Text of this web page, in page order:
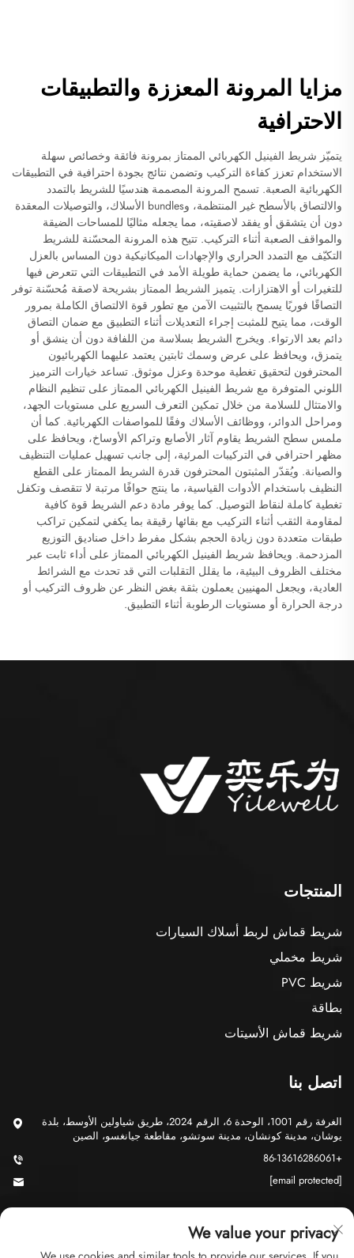
مزايا المرونة المعززة والتطبيقات
الاحترافية
يتميّز شريط الفينيل الكهربائي الممتاز بمرونة فائقة وخصائص سهلة
الاستخدام تعزز كفاءة التركيب وتضمن نتائج بجودة احترافية في التطبيقات
الكهربائية الصعبة. تسمح المرونة المصممة هندسيًا للشريط بالتمدد
والالتصاق بالأسطح غير المنتظمة، وbundles الأسلاك، والتوصيلات المعقدة
دون أن يتشقق أو يفقد لاصقيته، مما يجعله مثاليًا للمساحات الضيقة
والمواقف الصعبة أثناء التركيب. تتيح هذه المرونة المحسّنة للشريط
التكيّف مع التمدد الحراري والإجهادات الميكانيكية دون المساس بالعزل
الكهربائي، ما يضمن حماية طويلة الأمد في التطبيقات التي تتعرض فيها
للتغيرات أو الاهتزازات. يتميز الشريط الممتاز بشريحة لاصقة مُحسّنة توفر
التصاقًا فوريًا يسمح بالتثبيت الآمن مع تطور قوة الالتصاق الكاملة بمرور
الوقت، مما يتيح للمثبت إجراء التعديلات أثناء التطبيق مع ضمان التصاق
دائم بعد الارتواء. ويخرج الشريط بسلاسة من اللفافة دون أن ينشق أو
يتمزق، ويحافظ على عرض وسمك ثابتين يعتمد عليهما الكهربائيون
المحترفون لتحقيق تغطية موحدة وعزل موثوق. تساعد خيارات الترميز
اللوني المتوفرة مع شريط الفينيل الكهربائي الممتاز على تنظيم النظام
والامتثال للسلامة من خلال تمكين التعرف السريع على مستويات الجهد،
ومراحل الدوائر، ووظائف الأسلاك وفقًا للمواصفات الكهربائية. كما أن
ملمس سطح الشريط يقاوم آثار الأصابع وتراكم الأوساخ، ويحافظ على
مظهر احترافي في التركيبات المرئية، إلى جانب تسهيل عمليات التنظيف
والصيانة. ويُقدّر المثبتون المحترفون قدرة الشريط الممتاز على القطع
النظيف باستخدام الأدوات القياسية، ما ينتج حوافًا مرتبة لا تتقصف وتكفل
تغطية كاملة لنقاط التوصيل. كما يوفر مادة دعم الشريط قوة كافية
لمقاومة الثقب أثناء التركيب مع بقائها رقيقة بما يكفي لتمكين تراكب
طبقات متعددة دون زيادة الحجم بشكل مفرط داخل صناديق التوزيع
المزدحمة. ويحافظ شريط الفينيل الكهربائي الممتاز على أداء ثابت عبر
مختلف الظروف البيئية، ما يقلل التقلبات التي قد تحدث مع الشرائط
العادية، ويجعل المهنيين يعملون بثقة بغض النظر عن ظروف التركيب أو
درجة الحرارة أو مستويات الرطوبة أثناء التطبيق.
المنتجات
شريط قماش لربط أسلاك السيارات
شريط مخملي
شريط PVC
بطاقة
شريط قماش الأسيتات
اتصل بنا
الغرفة رقم 1001، الوحدة 6، الرقم 2024، طريق شياولين الأوسط، بلدة
يوشان، مدينة كونشان، مدينة سوتشو، مقاطعة جيانغسو، الصين
+86-13616286061
[email protected]
We value your privacy